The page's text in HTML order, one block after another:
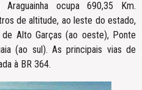
ocupa 690,35 Km.
de altitude, ao leste do estado,
Alto Garças (ao oeste), Ponte
(ao sul). As principais vias de
à BR 364.